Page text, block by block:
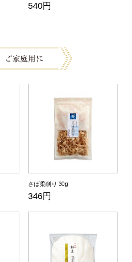
540円
さば柔削り 30g
346円